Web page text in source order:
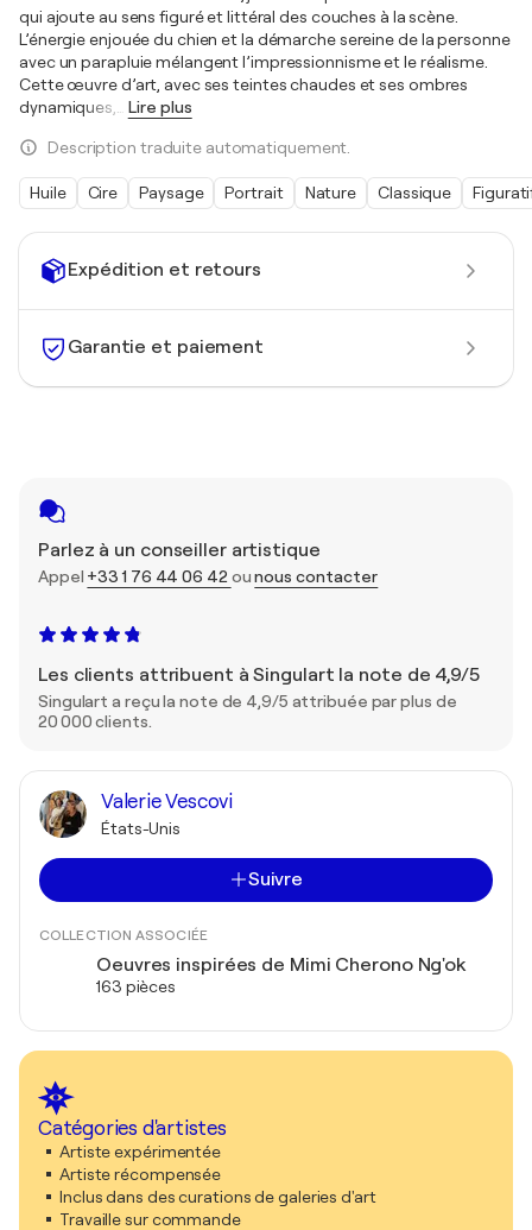
Expédition et retours
Garantie et paiement
Parlez à un conseiller artistique
Appel +33 1 76 44 06 42 ounous contacter
Les clients attribuent à Singulart la note de 4,9/5
Singulart a reçu la note de 4,9/5 attribuée par plus de
20 000 clients.
Valerie Vescovi
États-Unis
Suivre
COLLECTION ASSOCIÉE
Oeuvres inspirées de Mimi Cherono Ng'ok
163 pièces
Catégories d'artistes
Artiste expérimentée
Artiste récompensée
Inclus dans des curations de galeries d'art
Travaille sur commande
qui ajoute au sens figuré et littéral des couches à la scène.
L’énergie enjouée du chien et la démarche sereine de la personne
avec un parapluie mélangent l’impressionnisme et le réalisme.
Cette œuvre d’art, avec ses teintes chaudes et ses ombres
dynamiques,
Lire plus
Description traduite automatiquement.
Huile Cire Paysage Portrait Nature Classique